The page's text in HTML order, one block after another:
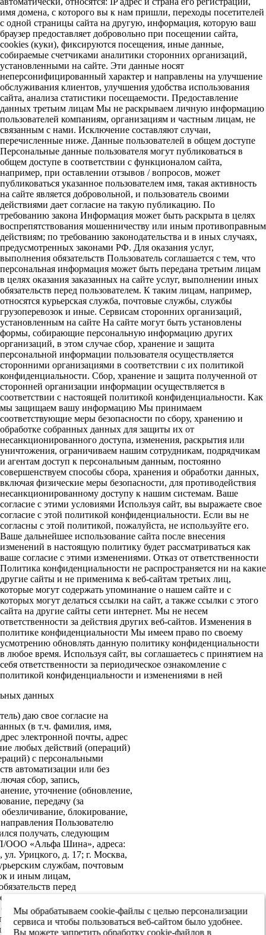
имя домена, с которого вы к нам пришли, переходы посетителей
с одной страницы сайта на другую, информация, которую ваш
браузер предоставляет добровольно при посещении сайта,
cookies (куки), фиксируются посещения, иные данные,
собираемые счетчиками аналитики сторонних организаций,
установленными на сайте. Эти данные носят
неперсонифицированный характер и направлены на улучшение
обслуживания клиентов, улучшения удобства использования
сайта, анализа статистики посещаемости. Предоставление
данных третьим лицам Мы не раскрываем личную информацию
пользователей компаниям, организациям и частным лицам, не
связанным с нами. Исключение составляют случаи,
перечисленные ниже. Данные пользователей в общем доступе
Персональные данные пользователя могут публиковаться в
общем доступе в соответствии с функционалом сайта,
например, при оставлении отзывов / вопросов, может
публиковаться указанное пользователем имя, такая активность
на сайте является добровольной, и пользователь своими
действиями дает согласие на такую публикацию. По
требованию закона Информация может быть раскрыта в целях
воспрепятствования мошенничеству или иным противоправным
действиям; по требованию законодательства и в иных случаях,
предусмотренных законами РФ. Для оказания услуг,
выполнения обязательств Пользователь соглашается с тем, что
персональная информация может быть передана третьим лицам
в целях оказания заказанных на сайте услуг, выполнении иных
обязательств перед пользователем. К таким лицам, например,
относятся курьерская служба, почтовые службы, службы
грузоперевозок и иные. Сервисам сторонних организаций,
установленным на сайте На сайте могут быть установлены
формы, собирающие персональную информацию других
организаций, в этом случае сбор, хранение и защита
персональной информации пользователя осуществляется
сторонними организациями в соответствии с их политикой
конфиденциальности. Сбор, хранение и защита полученной от
сторонней организации информации осуществляется в
соответствии с настоящей политикой конфиденциальности. Как
мы защищаем вашу информацию Мы принимаем
соответствующие меры безопасности по сбору, хранению и
обработке собранных данных для защиты их от
несанкционированного доступа, изменения, раскрытия или
уничтожения, ограничиваем нашим сотрудникам, подрядчикам
и агентам доступ к персональным данным, постоянно
совершенствуем способы сбора, хранения и обработки данных,
включая физические меры безопасности, для противодействия
несанкционированному доступу к нашим системам. Ваше
согласие с этими условиями Используя сайт, вы выражаете свое
согласие с этой политикой конфиденциальности. Если вы не
согласны с этой политикой, пожалуйста, не используйте его.
Ваше дальнейшее использование сайта после внесения
изменений в настоящую политику будет рассматриваться как
ваше согласие с этими изменениями. Отказ от ответственности
Политика конфиденциальности не распространяется ни на какие
другие сайты и не применима к веб-сайтам третьих лиц,
которые могут содержать упоминание о нашем сайте и с
которых могут делаться ссылки на сайт, а также ссылки с этого
сайта на другие сайты сети интернет. Мы не несем
ответственности за действия других веб-сайтов. Изменения в
политике конфиденциальности Мы имеем право по своему
усмотрению обновлять данную политику конфиденциальности
в любое время. Используя сайт, вы соглашаетесь с принятием на
себя ответственности за периодическое ознакомление с
политикой конфиденциальности и изменениями в ней
данных
даю свое согласие на
(в т.ч. фамилия, имя,
электронной почты, адрес
любых действий (операций)
с персональными
автоматизации или без
сбор, запись,
уточнение (обновление,
передачу (за
блокирование,
Пользователю
получать, следующим
ООО «Альфа Шина», адреса:
Урицкого, д. 17; г. Москва,
службам, почтовым
и иным лицам,
перед
на передачу в
информационной
данных третьим
реализации целей,
Мы обрабатываем cookie-файлы с целью персонализации
сервиса и чтобы пользоваться веб-сайтом было удобнее.
Вы можете запретить обработку cookie-файлов в